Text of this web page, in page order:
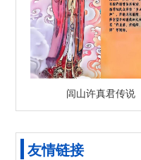
闾山许真君传说
友情链接